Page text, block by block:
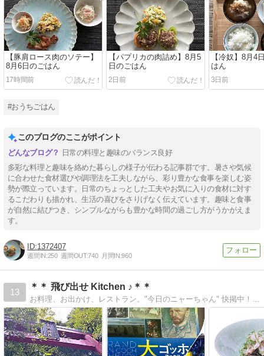
【豚肩ロース肉のソテー】
8月6日のごはん
17時間前
【パプリカの肉詰め】8月5
日のごはん
2日前
【冷奴】8月4
はん
3日前
#おうちごはん
このブログのここがポイント
日常の料理と趣味のバランス良好
多彩な料理と趣味を絡めた暮らしの様子が伝わる記事群です。暑さや気候
に合わせた食材選びや調理法を工夫しながら、彩り豊かな食事を楽しむ姿
勢が際立っています。日常のちょっとした工夫やお気に入りの食材に対す
るこだわりも描かれ、生活の喜びをさりげなく伝えています。趣味と食事
が自然に結びつき、シンプルながらも豊かな時間の過ごし方がうかがえま
す。
1372407
週間IN:250 週間OUT:740 月間IN:960
13
＊＊ 飛び出せ Kitchen ♪＊＊
お料理、お出かけ、レストラン。"今日のニャーちゃん" 快掲中！レシピもいっぱい!! キッチン大好き でも、時々飛び出しま〜す(^^)